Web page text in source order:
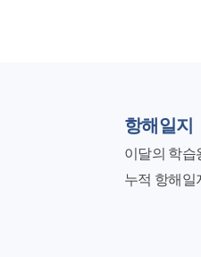
항해일지
이달의 학습
누적 항해일